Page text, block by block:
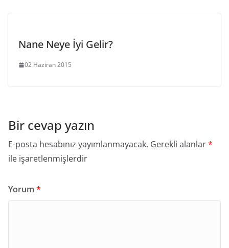
Nane Neye İyi Gelir?
02 Haziran 2015
Bir cevap yazın
E-posta hesabınız yayımlanmayacak. Gerekli alanlar*
ile işaretlenmişlerdir
Yorum *